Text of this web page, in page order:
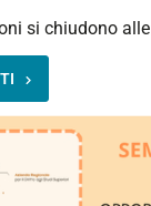
si chiudono alle